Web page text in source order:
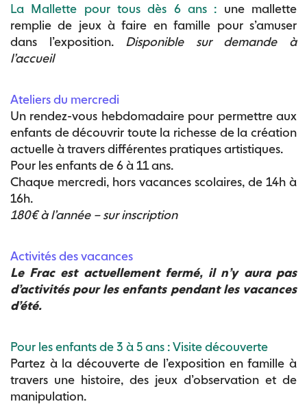
La Mallette pour tous dès 6 ans : une mallette
remplie de jeux à faire en famille pour s’amuser
dans l’exposition. Disponible sur demande à
l’accueil
Ateliers du mercredi
Un rendez-vous hebdomadaire pour permettre aux
enfants de découvrir toute la richesse de la création
actuelle à travers différentes pratiques artistiques.
Pour les enfants de 6 à 11 ans.
Chaque mercredi, hors vacances scolaires, de 14h à
16h.
180 € à l’année – sur inscription
Activités des vacances
Le Frac est actuellement fermé, il n’y aura pas
d’activités pour les enfants pendant les vacances
d’été.
Pour les enfants de 3 à 5 ans : Visite découverte
Partez à la découverte de l’exposition en famille à
travers une histoire, des jeux d’observation et de
manipulation.